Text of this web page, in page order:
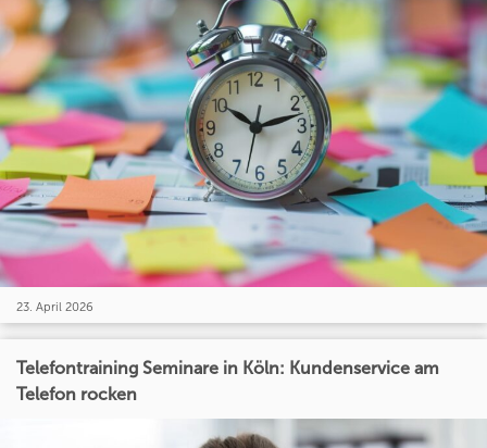
23. April 2026
Telefontraining Seminare in Köln: Kundenservice am
Telefon rocken